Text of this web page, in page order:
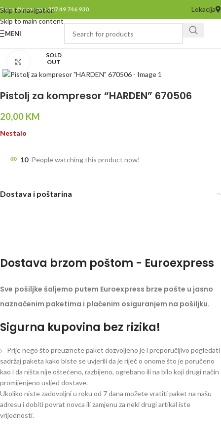
Skip to navigation
Skip to main content
Pozovite nas na +387 49 746 930 Lokacija
MENI
SOLD
OUT
Click to enlarge
Pistolj za kompresor “HARDEN” 670506
20,00 KM
Nestalo
10 People watching this product now!
Dostava i poštarina
Dostava brzom poštom - Euroexpress
Sve pošiljke šaljemo putem Euroexpress brze pošte u jasno
naznačenim paketima i plaćenim osiguranjem na pošiljku.
Sigurna kupovina bez rizika!
Prije nego što preuzmete paket dozvoljeno je i preporučljivo pogledati
sadržaj paketa kako biste se uvjerili da je riječ o onome što je poručeno
kao i da ništa nije oštećeno, razbijeno, ogrebano ili na bilo koji drugi način
promijenjeno usljed dostave.
Ukoliko niste zadovoljni u roku od 7 dana možete vratiti paket na našu
adresu i dobiti povrat novca ili zamjenu za neki drugi artikal iste
vrijednosti.